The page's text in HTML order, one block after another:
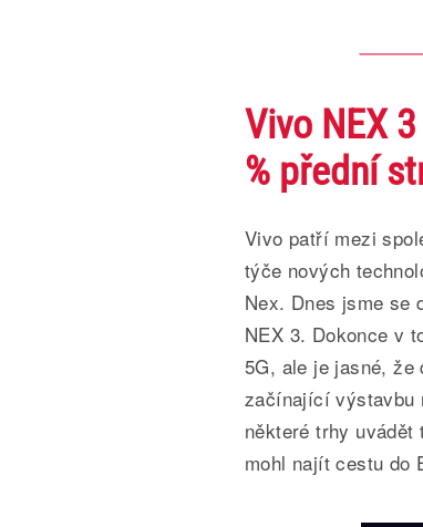
Vivo NEX
% přední
Vivo patří mezi
týče nových
Nex. Dnes jsme se
NEX 3. Dokonce v
5G, ale je jasné, že
začínající výstavbu
některé trhy uvádět
mohl najít cestu do